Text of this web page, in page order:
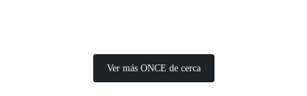
Ver más ONCE de cerca